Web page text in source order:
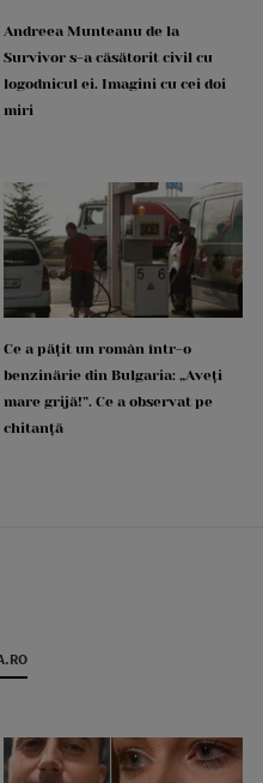
Andreea Munteanu de la
Survivor s-a căsătorit civil cu
logodnicul ei. Imagini cu cei doi
miri
Ce a pățit un român într-o
benzinărie din Bulgaria: „Aveți
mare grijă!”. Ce a observat pe
chitanță